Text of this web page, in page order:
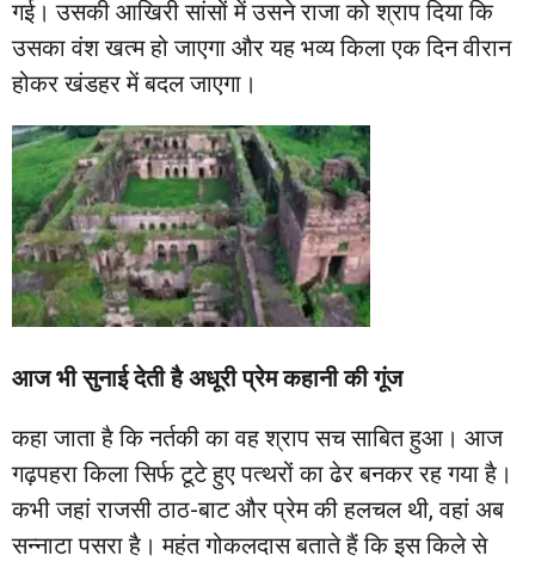
गई। उसकी आखिरी सांसों में उसने राजा को श्राप दिया कि
उसका वंश खत्म हो जाएगा और यह भव्य किला एक दिन वीरान
होकर खंडहर में बदल जाएगा।
आज भी सुनाई देती है अधूरी प्रेम कहानी की गूंज
कहा जाता है कि नर्तकी का वह श्राप सच साबित हुआ। आज
गढ़पहरा किला सिर्फ टूटे हुए पत्थरों का ढेर बनकर रह गया है।
कभी जहां राजसी ठाठ-बाट और प्रेम की हलचल थी, वहां अब
सन्नाटा पसरा है। महंत गोकलदास बताते हैं कि इस किले से